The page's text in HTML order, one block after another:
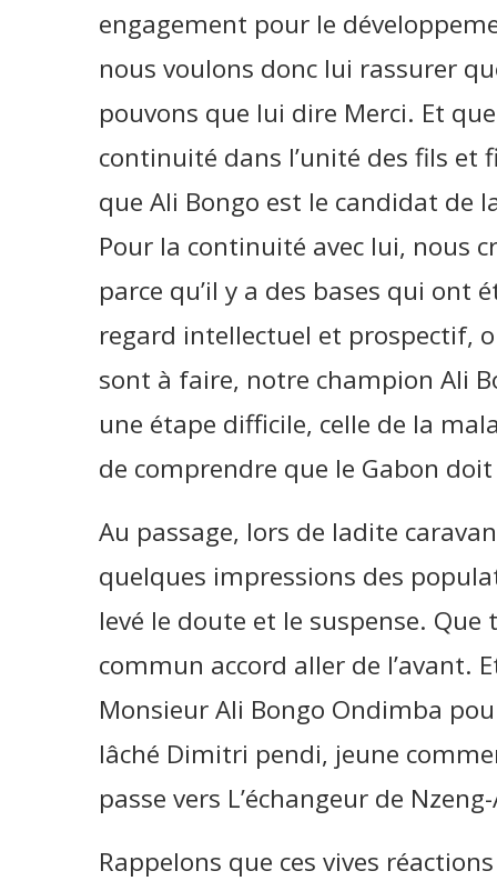
engagement pour le
nous voulons donc lui rassurer
pouvons que lui dire Merci. Et
continuité dans l’unité des fils et
que Ali Bongo est le candidat de
Pour la continuité avec lui, nous
parce qu’il y a des bases qui ont
regard intellectuel et prospectif,
sont à faire, notre champion Ali
une étape difficile, celle de la
de comprendre que le Gabon
Au passage, lors de ladite
quelques impressions des
levé le doute et le suspense.
commun accord aller de l’avant.
Monsieur Ali Bongo Ondimba
lâché Dimitri pendi, jeune
passe vers L’échangeur de
Rappelons que ces vives